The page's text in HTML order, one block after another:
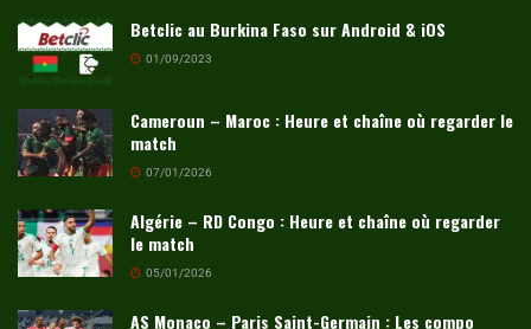
Betclic au Burkina Faso sur Android & iOS
01/09/2023
Cameroun – Maroc : Heure et chaîne où regarder le
match
07/01/2026
Algérie – RD Congo : Heure et chaîne où regarder
le match
05/01/2026
AS Monaco – Paris Saint-Germain : Les compo